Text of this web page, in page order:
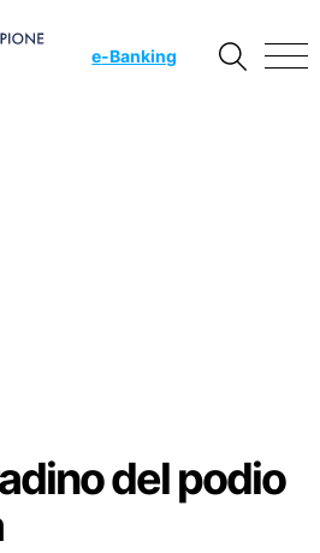
e-Banking
del podio